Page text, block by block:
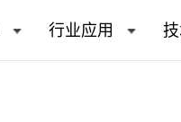
行业应用